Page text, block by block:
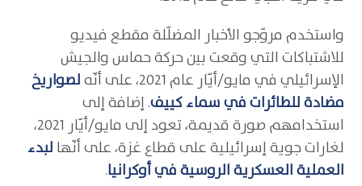
واستخدم مروّجو الأخبار المضلّلة مقطع فيديو
للاشتباكات التي وقعت بين حركة حماس والجيش
الإسرائيلي في مايو/أيّار عام 2021، على أنّه
لصواريخ
مضادة للطائرات في سماء كييف. إضافة إلى
استخدامهم صورة قديمة، تعود إلى مايو/أيّار 2021،
لغارات جوية إسرائيلية على قطاع غزة، على أنّها لبدء
العملية العسكرية الروسية في أوكرانيا.